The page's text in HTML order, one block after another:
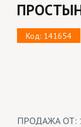
Код: 141654
ПРОДАЖА ОТ: